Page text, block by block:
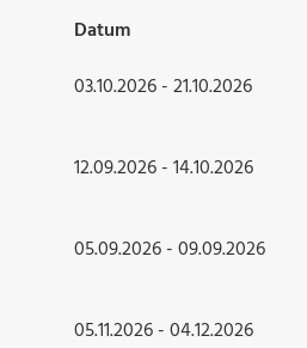
Datum
03.10.2026 - 21.10.2026
12.09.2026 - 14.10.2026
05.09.2026 - 09.09.2026
05.11.2026 - 04.12.2026